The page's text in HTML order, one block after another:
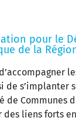
pour le
de la
de s’implanter
de Communes
des liens forts